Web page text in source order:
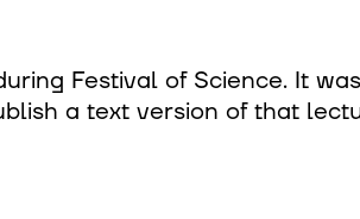
Festival of Science. It
a text version of that